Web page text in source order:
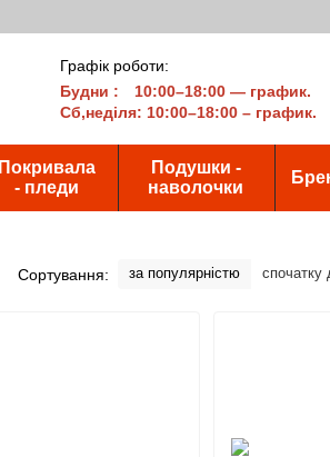
Графік роботи:
Будни :
10:00–18:00 — график.
Сб,неділя: 10:00–18:00 – график.
Покривала
- пледи
Подушки -
наволочки
Сортування: за популярністю